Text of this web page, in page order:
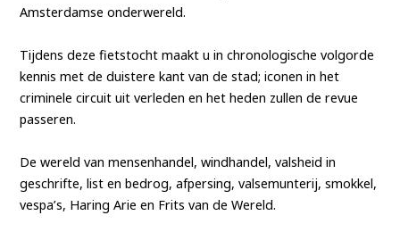
Amsterdamse onderwereld.
Tijdens deze fietstocht maakt u in chronologische volgorde
kennis met de duistere kant van de stad; iconen in het
criminele circuit uit verleden en het heden zullen de revue
passeren.
De wereld van mensenhandel, windhandel, valsheid in
geschrifte, list en bedrog, afpersing, valsemunterij, smokkel,
vespa’s, Haring Arie en Frits van de Wereld.